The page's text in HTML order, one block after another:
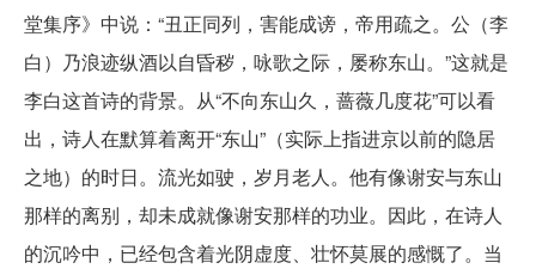
堂集序》中说：“丑正同列，害能成谤，帝用疏之。公（李
白）乃浪迹纵酒以自昏秽，咏歌之际，屡称东山。”这就是
李白这首诗的背景。从“不向东山久，蔷薇几度花”可以看
出，诗人在默算着离开“东山”（实际上指进京以前的隐居
之地）的时日。流光如驶，岁月老人。他有像谢安与东山
那样的离别，却未成就像谢安那样的功业。因此，在诗人
的沉吟中，已经包含着光阴虚度、壮怀莫展的感慨了。当